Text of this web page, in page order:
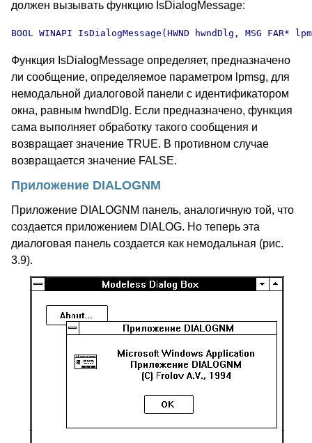
должен вызывать функцию IsDialogMessage:
BOOL WINAPI IsDialogMessage(HWND hwndDlg, MSG FAR*
Функция IsDialogMessage определяет, предназначено
ли сообщение, определяемое параметром lpmsg, для
немодальной диалоговой панели с идентификатором
окна, равным hwndDlg. Если предназначено, функция
сама выполняет обработку такого сообщения и
возвращает значение TRUE. В противном случае
возвращается значение FALSE.
Приложение DIALOGNM
Приложение DIALOGNM панель, аналогичную той, что
создается приложением DIALOG. Но теперь эта
диалоговая панель создается как немодальная (рис.
3.9).